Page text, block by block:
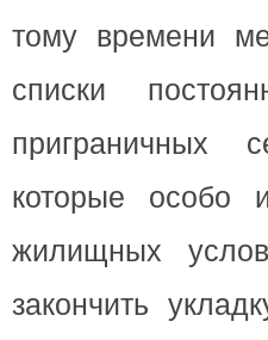
тому времени
списки
приграничных
которые особо
жилищных
закончить